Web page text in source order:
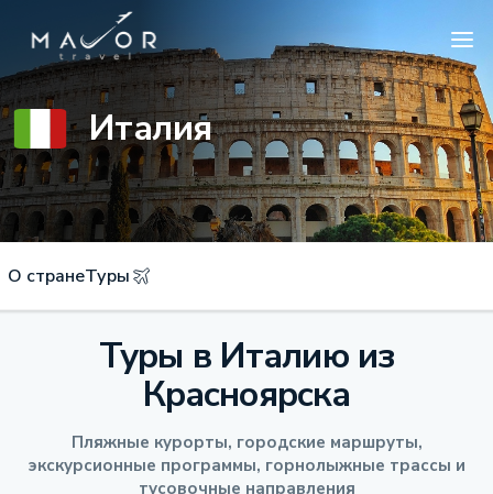
Италия
О странеТуры
Туры в Италию из
Красноярска
Пляжные курорты, городские маршруты,
экскурсионные программы, горнолыжные трассы и
тусовочные направления